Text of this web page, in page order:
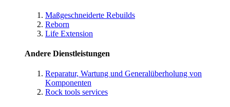
Maßgeschneiderte Rebuilds
Reborn
Life Extension
Andere Dienstleistungen
Reparatur, Wartung und Generalüberholung von
Komponenten
Rock tools services